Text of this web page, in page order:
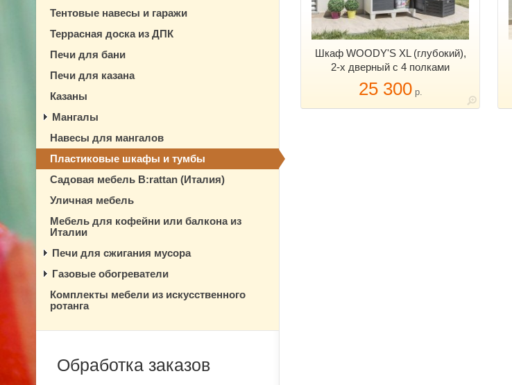
Шкаф WOODY'S XL (глубокий),
2-х дверный с 4 полками
25 300р.
Тентовые навесы и гаражи
Террасная доска из ДПК
Печи для бани
Печи для казана
Казаны
Мангалы
Навесы для мангалов
Пластиковые шкафы и тумбы
Садовая мебель B:rattan (Италия)
Уличная мебель
Мебель для кофейни или балкона из
Италии
Печи для сжигания мусора
Газовые обогреватели
Комплекты мебели из искусственного
ротанга
Обработка заказов